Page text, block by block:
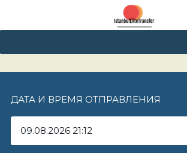
ДАТА И ВРЕМЯ ОТПРАВЛЕНИЯ